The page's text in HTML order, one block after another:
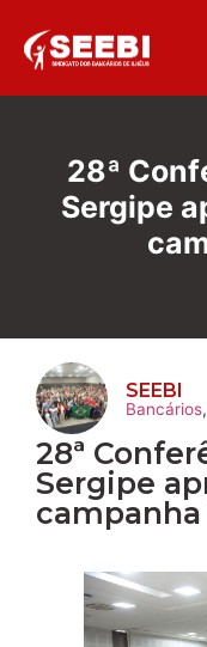
28ª
Sergipe
SEEBI
Bancários,
28ª
Sergipe
campanha